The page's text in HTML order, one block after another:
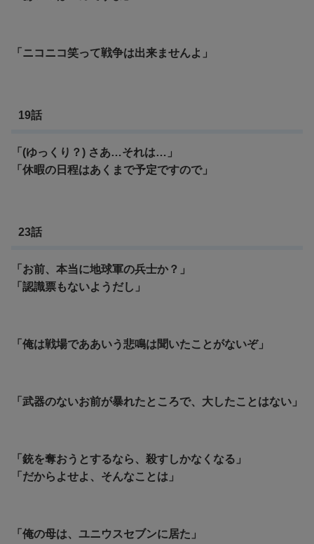
「ニコニコ笑って戦争は出来ませんよ」
19話
「(ゆっくり？) さあ…それは…」
「休暇の日程はあくまで予定ですので」
23話
「お前、本当に地球軍の兵士か？」
「認識票もないようだし」
「俺は戦場でああいう悲鳴は聞いたことがないぞ」
「武器のないお前が暴れたところで、大したことはない」
「銃を奪おうとするなら、殺すしかなくなる」
「だからよせよ、そんなことは」
「俺の母は、ユニウスセブンに居た」